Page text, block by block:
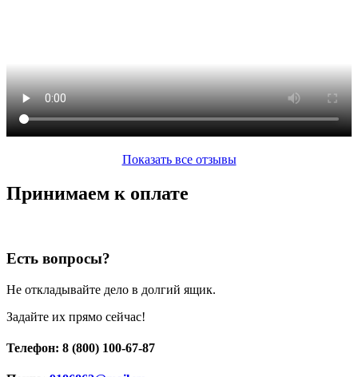
Показать все отзывы
Принимаем к оплате
Есть вопросы?
Не откладывайте дело в долгий ящик.
Задайте их прямо сейчас!
Телефон: 8 (800) 100-67-87